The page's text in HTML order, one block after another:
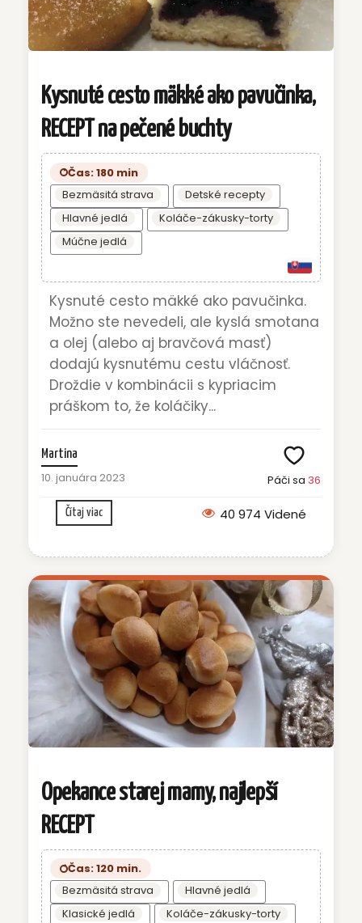
Kysnuté cesto mäkké ako pavučinka,
RECEPT na pečené buchty
Čas: 180 min
Bezmäsitá strava
Detské recepty
Hlavné jedlá
Koláče-zákusky-torty
Múčne jedlá
Kysnuté cesto mäkké ako pavučinka.
Možno ste nevedeli, ale kyslá smotana
a olej (alebo aj bravčová masť)
dodajú kysnutému cestu vláčnosť.
Droždie v kombinácii s kypriacim
práškom to, že koláčiky...
Martina
10. januára 2023 Páči sa 36
Čítaj viac 40 974 Videné
Opekance starej mamy, najlepší
RECEPT
Čas: 120 min.
Bezmäsitá strava
Hlavné jedlá
Klasické jedlá
Koláče-zákusky-torty